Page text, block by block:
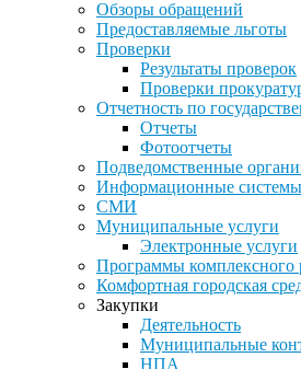
Обзоры обращений
Предоставляемые льготы
Проверки
Результаты проверок
Проверки
Отчетность по
Отчеты
Фотоотчеты
Подведомственные
Информационные системы
СМИ
Муниципальные услуги
Электронные услуги
Программы комплексного
Комфортная городская
Закупки
Деятельность
Муниципальные
НПА